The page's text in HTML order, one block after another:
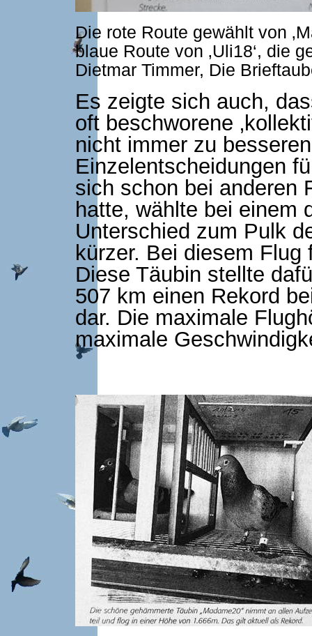
Die rote Route gewählt von
blaue Route von ‚Uli18‘, die
Dietmar Timmer, Die
Es zeigte sich auch,
oft beschworene
nicht immer zu
Einzelentscheidungen
sich schon bei anderen
hatte, wählte bei einem
Unterschied zum Pulk
kürzer. Bei diesem Flug
Diese Täubin stellte
507 km einen Rekord
dar. Die maximale
maximale